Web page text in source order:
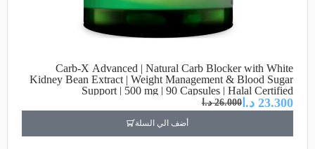
Carb-X Advanced | Natural Carb Blocker with White
Kidney Bean Extract | Weight Management & Blood Sugar
Support | 500 mg | 90 Capsules | Halal Certified
26.000 د.ا 23.300 د.ا
أضف الي السلة